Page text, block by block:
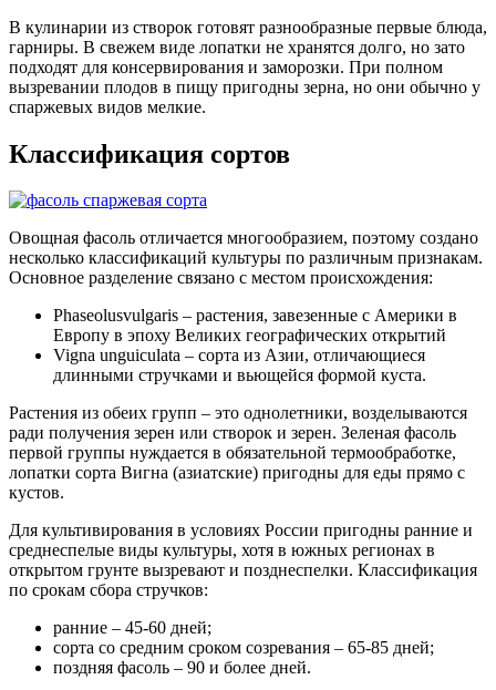
В кулинарии из створок готовят разнообразные первые блюда,
гарниры. В свежем виде лопатки не хранятся долго, но зато
подходят для консервирования и заморозки. При полном
вызревании плодов в пищу пригодны зерна, но они обычно у
спаржевых видов мелкие.
Классификация сортов
Овощная фасоль отличается многообразием, поэтому создано
несколько классификаций культуры по различным признакам.
Основное разделение связано с местом происхождения:
Phaseolusvulgaris – растения, завезенные с Америки в
Европу в эпоху Великих географических открытий
Vigna unguiculata – сорта из Азии, отличающиеся
длинными стручками и вьющейся формой куста.
Растения из обеих групп – это однолетники, возделываются
ради получения зерен или створок и зерен. Зеленая фасоль
первой группы нуждается в обязательной термообработке,
лопатки сорта Вигна (азиатские) пригодны для еды прямо с
кустов.
Для культивирования в условиях России пригодны ранние и
среднеспелые виды культуры, хотя в южных регионах в
открытом грунте вызревают и позднеспелки. Классификация
по срокам сбора стручков:
ранние – 45-60 дней;
сорта со средним сроком созревания – 65-85 дней;
поздняя фасоль – 90 и более дней.